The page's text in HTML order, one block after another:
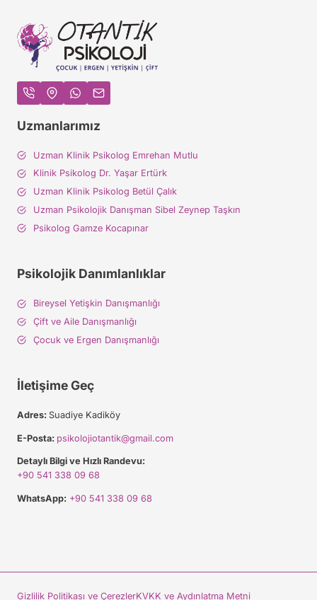
Uzmanlarımız
Uzman Klinik Psikolog Emrehan Mutlu
Klinik Psikolog Dr. Yaşar Ertürk
Uzman Klinik Psikolog Betül Çalık
Uzman Psikolojik Danışman Sibel Zeynep Taşkın
Psikolog Gamze Kocapınar
Psikolojik Danımlanlıklar
Bireysel Yetişkin Danışmanlığı
Çift ve Aile Danışmanlığı
Çocuk ve Ergen Danışmanlığı
İletişime Geç
Adres: Suadiye Kadiköy
E-Posta: psikolojiotantik@gmail.com
Detaylı Bilgi ve Hızlı Randevu:
+90 541 338 09 68
WhatsApp: +90 541 338 09 68
Gizlilik Politikası ve ÇerezlerKVKK ve Aydınlatma Metni